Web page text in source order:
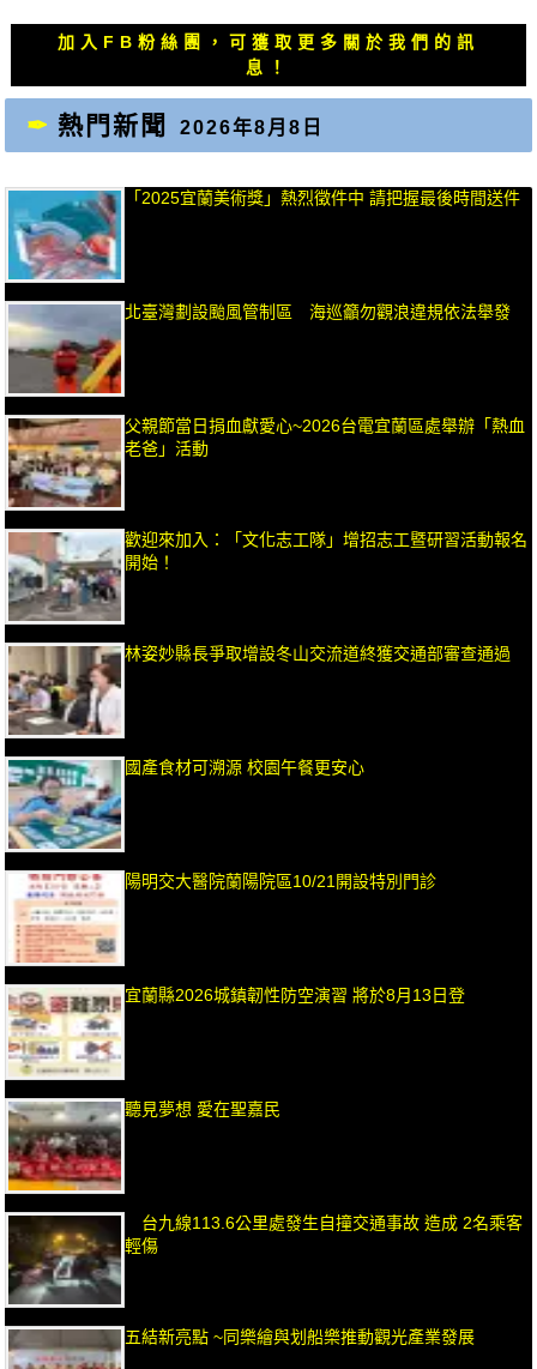
章：
加入FB粉絲團，可獲取更多關於我們的訊
息！
熱門新聞 2026年8月8日
「2025宜蘭美術獎」熱烈徵件中 請把握最後時間送件
北臺灣劃設颱風管制區 海巡籲勿觀浪違規依法舉發
父親節當日捐血獻愛心~2026台電宜蘭區處舉辦「熱血
老爸」活動
歡迎來加入：「文化志工隊」增招志工暨研習活動報名
開始！
林姿妙縣長爭取增設冬山交流道終獲交通部審查通過
國產食材可溯源 校園午餐更安心
陽明交大醫院蘭陽院區10/21開設特別門診
宜蘭縣2026城鎮韌性防空演習 將於8月13日登
聽見夢想 愛在聖嘉民
台九線113.6公里處發生自撞交通事故 造成 2名乘客
輕傷
五結新亮點 ~同樂繪與划船樂推動觀光產業發展